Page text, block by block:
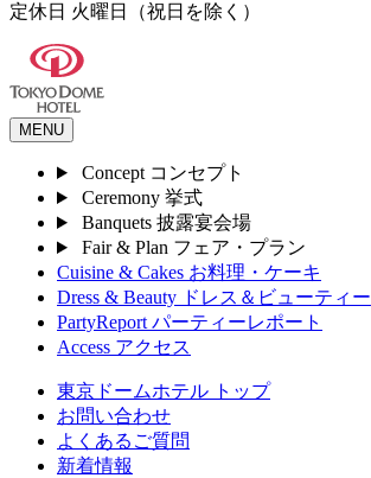
定休日 火曜日（祝日を除く）
MENU
Concept コンセプト
Ceremony 挙式
Banquets 披露宴会場
Fair & Plan フェア・プラン
Cuisine & Cakes お料理・ケーキ
Dress & Beauty ドレス＆ビューティー
PartyReport パーティーレポート
Access アクセス
東京ドームホテル トップ
お問い合わせ
よくあるご質問
新着情報